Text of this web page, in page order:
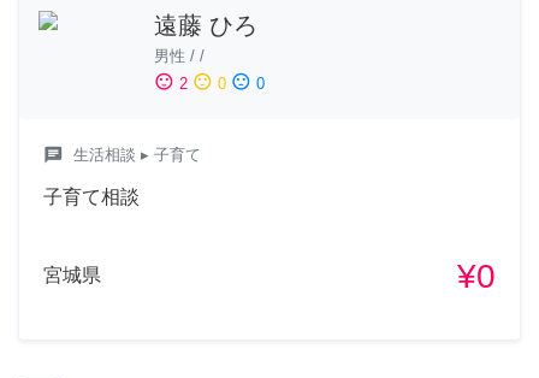
遠藤 ひろ
男性 / /
sentiment_satisfied 2 sentiment_neutral 0 sentiment_dissatisfied 0
chat 生活相談 ▸ 子育て
子育て相談
宮城県 ¥0